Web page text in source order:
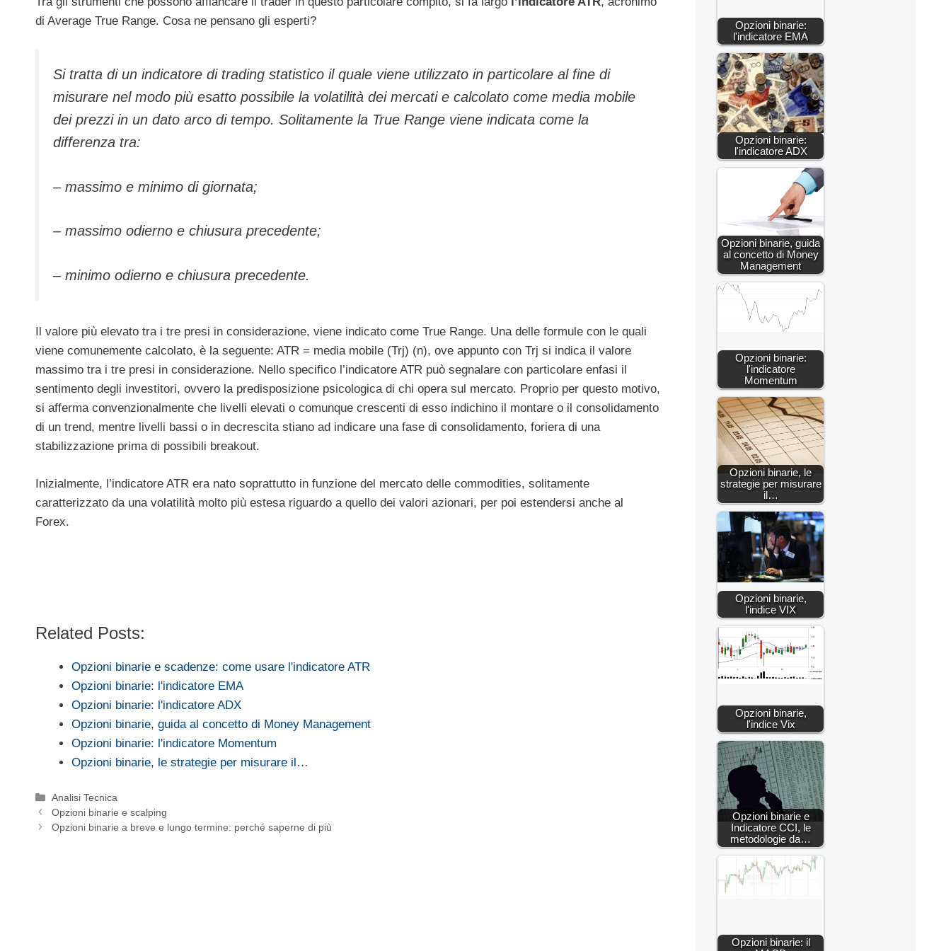
di Average True Range. Cosa ne pensano gli esperti?
Si tratta di un indicatore di trading statistico il quale viene utilizzato in particolare al fine di
misurare nel modo più esatto possibile la volatilità dei mercati e calcolato come media mobile
dei prezzi in un dato arco di tempo. Solitamente la True Range viene indicata come la
differenza tra:
– massimo e minimo di giornata;
– massimo odierno e chiusura precedente;
– minimo odierno e chiusura precedente.
Il valore più elevato tra i tre presi in considerazione, viene indicato come True Range. Una delle formule con le quali
viene comunemente calcolato, è la seguente: ATR = media mobile (Trj) (n), ove appunto con Trj si indica il valore
massimo tra i tre presi in considerazione. Nello specifico l’indicatore ATR può segnalare con particolare enfasi il
sentimento degli investitori, ovvero la predisposizione psicologica di chi opera sul mercato. Proprio per questo motivo,
si afferma convenzionalmente che livelli elevati o comunque crescenti di esso indichino il montare o il consolidamento
di un trend, mentre livelli bassi o in decrescita stiano ad indicare una fase di consolidamento, foriera di una
stabilizzazione prima di possibili breakout.
Inizialmente, l’indicatore ATR era nato soprattutto in funzione del mercato delle commodities, solitamente
caratterizzato da una volatilità molto più estesa riguardo a quello dei valori azionari, per poi estendersi anche al
Forex.
Related Posts:
Opzioni binarie e scadenze: come usare l'indicatore ATR
Opzioni binarie: l'indicatore EMA
Opzioni binarie: l'indicatore ADX
Opzioni binarie, guida al concetto di Money Management
Opzioni binarie: l'indicatore Momentum
Opzioni binarie, le strategie per misurare il…
Categorie
Analisi Tecnica
Opzioni binarie e scalping
Opzioni binarie a breve e lungo termine: perché saperne di più
Opzioni binarie:
l'indicatore EMA
Opzioni binarie:
l'indicatore ADX
Opzioni binarie, guida
al concetto di Money
Management
Opzioni binarie:
l'indicatore
Momentum
Opzioni binarie, le
strategie per misurare
il…
Opzioni binarie,
l'indice VIX
Opzioni binarie,
l'indice Vix
Opzioni binarie e
Indicatore CCI, le
metodologie da…
Opzioni binarie: il